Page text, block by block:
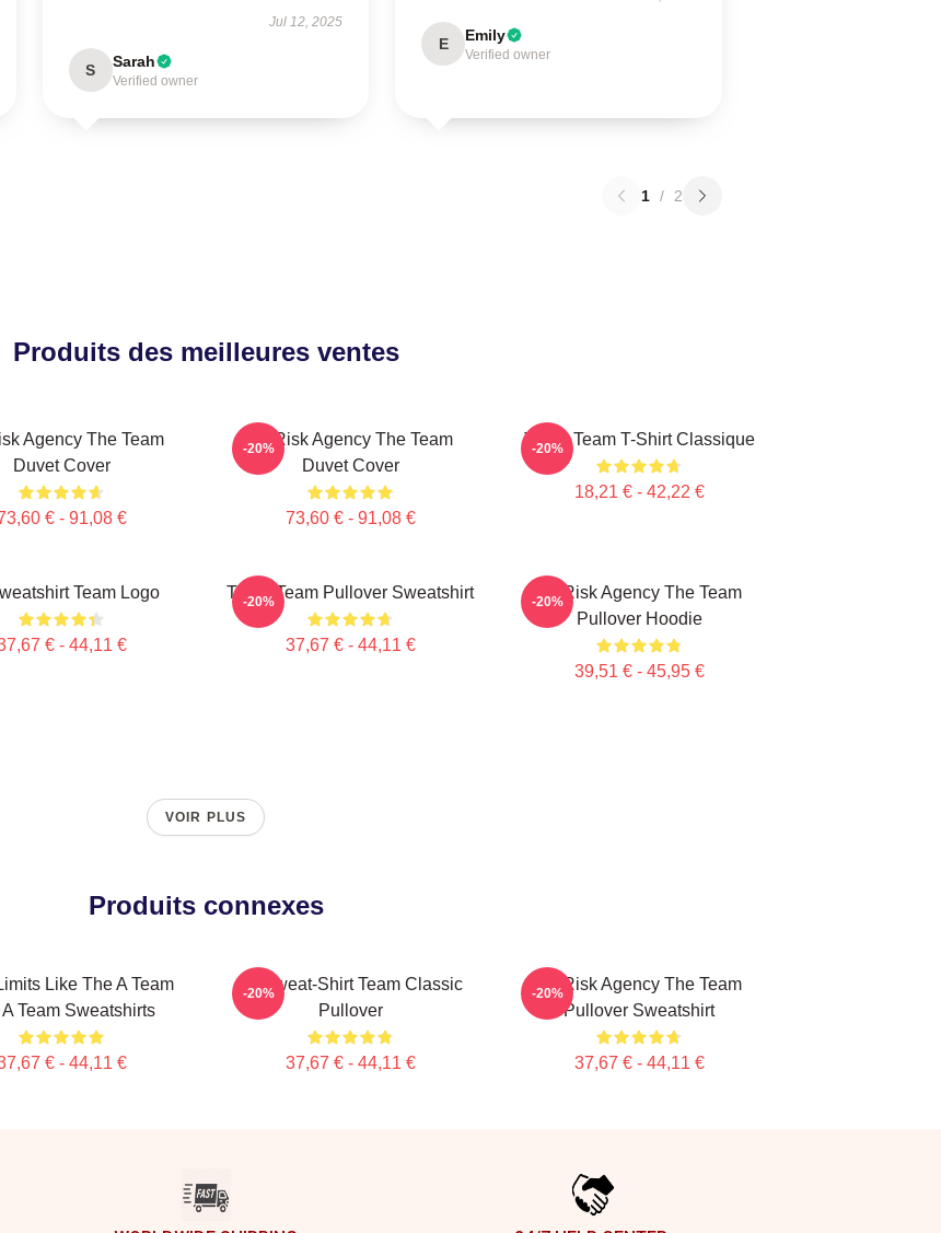
Jul 12, 2025
S Sarah
Verified owner
E Emily
Verified owner
1 / 2
Produits des meilleures ventes
Agency The Team
Duvet Cover
€ - 91,08 €
All Risk Agency The Team
Duvet Cover
73,60 € - 91,08 €
-20% The A Team T-Shirt Classique
18,21 € - 42,22 €
-20%
Team Logo
€ - 44,11 €
The A Team Pullover Sweatshirt
37,67 € - 44,11 €
-20%
All Risk Agency The Team
Pullover Hoodie
39,51 € - 45,95 €
-20%
VOIR PLUS
Produits connexes
Like The A Team
A Team Sweatshirts
€ - 44,11 €
Le Sweat-Shirt Team Classic
Pullover
37,67 € - 44,11 €
-20%
All Risk Agency The Team
Pullover Sweatshirt
37,67 € - 44,11 €
-20%